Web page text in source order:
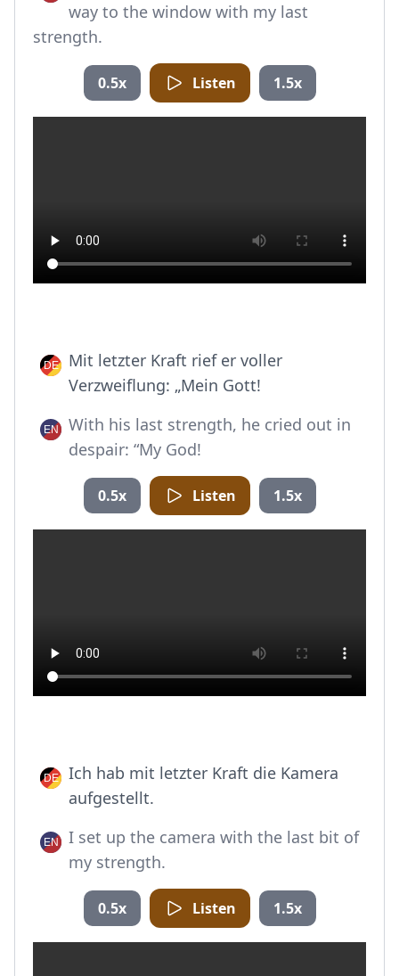
way to the window with my last
strength.
0.5x Listen 1.5x
Mit letzter Kraft rief er voller
Verzweiflung: „Mein Gott!
With his last strength, he cried out in
despair: “My God!
0.5x Listen 1.5x
Ich hab mit letzter Kraft die Kamera
aufgestellt.
I set up the camera with the last bit of
my strength.
0.5x Listen 1.5x